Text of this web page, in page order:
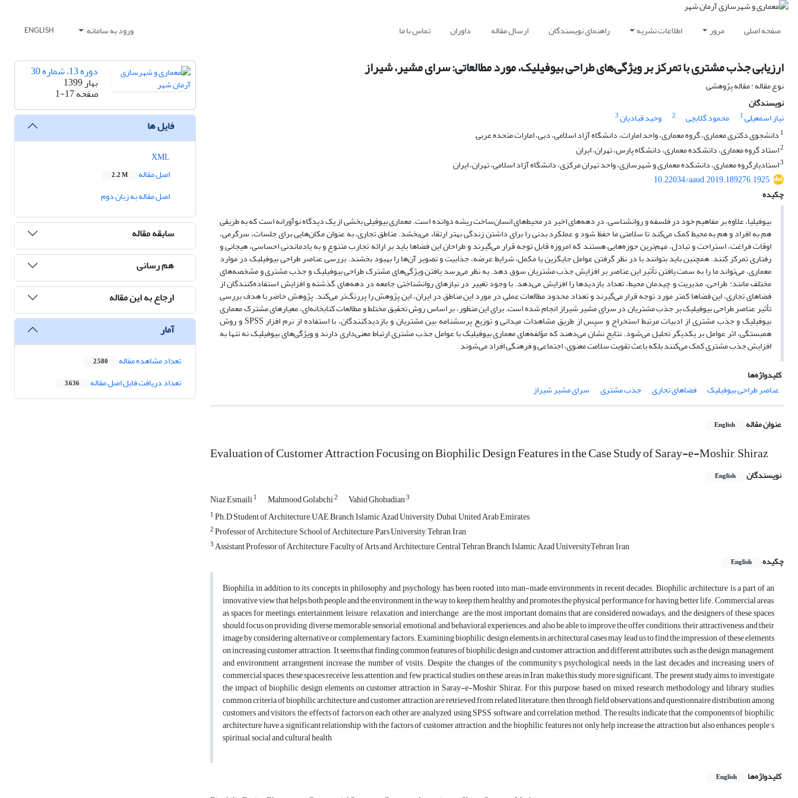
صفحه اصلی مرور اطلاعات نشریه راهنمای نویسندگان ارسال مقاله داوران تماس با ما ورود به سامانه ENGLISH
ارزیابی جذب مشتری با تمرکز بر ویژگی‌های طراحی بیوفیلیک، مورد مطالعاتی: سرای مشیر، شیراز
نوع مقاله : مقاله پژوهشی
نویسندگان
نیاز اسمعیلی1 محمود گلابچی 2 وحید قبادیان3
1 دانشجوی دکتری معماری، گروه معماری، واحد امارات، دانشگاه آزاد اسلامی، دبی، امارات متحده عربی
2استاد گروه معماری، دانشکده معماری، دانشگاه پارس، تهران، ایران
3استادیارگروه معماری، دانشکده معماری و شهرسازی، واحد تهران مرکزی، دانشگاه آزاد اسلامی، تهران، ایران
10.22034/aaud.2019.189276.1925
چکیده
بیوفیلیا، علاوه بر مفاهیم خود در فلسفه و روانشناسی، در دهه‌های اخیر در محیط‌های انسان‌ساخت ریشه دوانده است. معماری بیوفیلی ‌بخشی از یک دیدگاه نوآورانه است که به طریقی
هم به افراد و هم به محیط کمک می‌کند تا سلامتی ما حفظ شود و عملکرد بدنی را برای داشتن زندگی بهتر ارتقاء می‌بخشد. مناطق تجاری، به عنوان مکان‌هایی برای جلسات، سرگرمی،
اوقات فراغت، استراحت و تبادل، مهم‌ترین حوزه‌هایی هستند که امروزه قابل توجه قرار می‌گیرند و طراحان این فضاها باید بر ارائه تجارب متنوع و به یادماندنی احساسی، هیجانی و
رفتاری تمرکز کنند. همچنین باید بتوانند با در نظر گرفتن عوامل جایگزین یا مکمل، شرایط عرضه، جذابیت و تصویر آن‌ها را بهبود بخشند. بررسی عناصر طراحی بیوفیلیک در موارد
معماری، می‌تواند ما را به سمت یافتن تأثیر این عناصر بر افزایش جذب مشتریان سوق دهد. به نظر می‌رسد یافتن ویژگی‌های مشترک طراحی بیوفیلیک و جذب مشتری و مشخصه‌های
مختلف مانند: طراحی، مدیریت و چیدمان محیط، تعداد بازدیدها را افزایش می‌دهد. با وجود تغییر در نیازهای روانشناختی جامعه در دهه‌های گذشته و افزایش استفاده‌کنندگان از
فضاهای تجاری، این فضاها کمتر مورد توجه قرار می‌گیرند و تعداد محدود مطالعات عملی در مورد این مناطق در ایران، این پژوهش را پررنگ‌تر می‌کند. پژوهش حاضر با هدف بررسی
تأثیر عناصر طراحی بیوفیلیک بر جذب مشتریان در سرای مشیر شیراز انجام شده است. برای این منظور، بر اساس روش تحقیق مختلط و مطالعات کتابخانه‌ای، معیارهای مشترک معماری
بیوفیلیک و جذب مشتری از ادبیات مرتبط استخراج و سپس از طریق مشاهدات میدانی و توزیع پرسشنامه بین مشتریان و بازدیدکنندگان، با استفاده از نرم افزار SPSS و روش
همبستگی، اثر عوامل بر یکدیگر تحلیل می‌شود. نتایج نشان می‌دهند که مؤلفه‌های معماری بیوفیلیک با عوامل جذب مشتری ارتباط معنی‌داری دارند و ویژگی‌های بیوفیلیک نه تنها به
افزایش جذب مشتری کمک می‌کنند بلکه باعث تقویت سلامت معنوی، اجتماعی و فرهنگی افراد می‌شوند
کلیدواژه‌ها
عناصر طراحی بیوفیلیک
فضاهای تجاری جذب مشتری سرای مشیر شیراز
عنوان مقاله English
Evaluation of Customer Attraction Focusing on Biophilic Design Features in the Case Study of Saray-e-Moshir, Shiraz
نویسندگان English
Niaz Esmaili1 Mahmood Golabchi2 Vahid Ghobadian3
1Ph.D Student of Architecture, UAE Branch, Islamic Azad University, Dubai, United Arab Emirates
2Professor of Architecture, School of Architecture, Pars University, Tehran, Iran
3Assistant Professor of Architecture, Faculty of Arts and Architecture, Central Tehran Branch, Islamic Azad UniversityTehran, Iran
چکیده
English
Biophilia, in addition to its concepts in philosophy and psychology, has been rooted into man-made environments in recent decades. Biophilic architecture is a part of an
innovative view that helps both people and the environment in the way to keep them healthy and promotes the physical performance for having better life. Commercial areas,
as spaces for meetings, entertainment, leisure, relaxation, and interchange, are the most important domains that are considered nowadays; and the designers of these spaces
should focus on providing diverse memorable sensorial, emotional, and behavioral experiences; and also be able to improve the offer conditions, their attractiveness, and their
image by considering alternative or complementary factors. Examining biophilic design elements in architectural cases may lead us to find the impression of these elements
on increasing customer attraction. It seems that finding common features of biophilic design and customer attraction, and different attributes, such as the design, management,
and environment arrangement increase the number of visits. Despite the changes of the community’s psychological needs in the last decades and increasing users of
commercial spaces, these spaces receive less attention, and few practical studies on these areas in Iran, make this study more significant. The present study aims to investigate
the impact of biophilic design elements on customer attraction in Saray-e-Moshir, Shiraz. For this purpose, based on mixed research methodology and library studies,
common criteria of biophilic architecture and customer attraction are retrieved from related literature; then through field observations and questionnaire distribution among
customers and visitors, the effects of factors on each other are analyzed, using SPSS software and correlation method. The results indicate that the components of biophilic
architecture have a significant relationship with the factors of customer attraction, and the biophilic features not only help increase the attraction but also enhances people’s
spiritual, social and cultural health
کلیدواژه‌ها English
دوره 13، شماره 30
بهار 1399
صفحه1-17
فایل ها
اصل مقاله
2.2 M
اصل مقاله به زبان دوم
سابقه مقاله
هم رسانی
ارجاع به این مقاله
آمار
تعداد مشاهده مقاله 2,580
تعداد دریافت فایل اصل مقاله 3,636